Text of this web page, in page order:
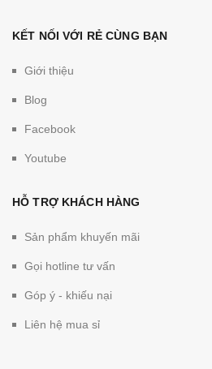
KẾT NỐI VỚI RẺ CÙNG BẠN
Giới thiệu
Blog
Facebook
Youtube
HỖ TRỢ KHÁCH HÀNG
Sản phẩm khuyến mãi
Gọi hotline tư vấn
Góp ý - khiếu nại
Liên hệ mua sỉ